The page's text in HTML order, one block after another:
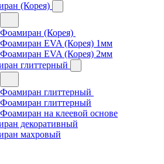
(Корея)
Фоамиран (Корея)
Фоамиран EVA (Корея) 1мм
Фоамиран EVA (Корея) 2мм
глиттерный
Фоамиран глиттерный
Фоамиран глиттерный
Фоамиран на клеевой основе
декоративный
махровый